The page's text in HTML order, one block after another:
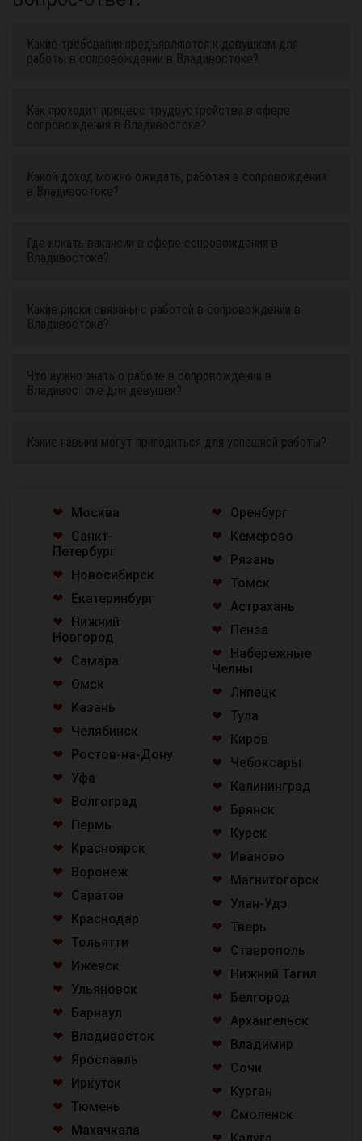
Какие требования предъявляются к девушкам для
работы в сопровождении в Владивостоке?
Как проходит процесс трудоустройства в сфере
сопровождения в Владивостоке?
Какой доход можно ожидать, работая в сопровождении
в Владивостоке?
Где искать вакансии в сфере сопровождения в
Владивостоке?
Какие риски связаны с работой в сопровождении в
Владивостоке?
Что нужно знать о работе в сопровождении в
Владивостоке для девушек?
Какие навыки могут пригодиться для успешной работы?
Москва
Санкт-
Петербург
Новосибирск
Екатеринбург
Нижний
Новгород
Самара
Омск
Казань
Челябинск
Ростов-на-Дону
Уфа
Волгоград
Пермь
Красноярск
Воронеж
Саратов
Краснодар
Тольятти
Ижевск
Ульяновск
Барнаул
Владивосток
Ярославль
Иркутск
Тюмень
Махачкала
Оренбург
Кемерово
Рязань
Томск
Астрахань
Пенза
Набережные
Челны
Липецк
Тула
Киров
Чебоксары
Калининград
Брянск
Курск
Иваново
Магнитогорск
Улан-Удэ
Тверь
Ставрополь
Нижний Тагил
Белгород
Архангельск
Владимир
Сочи
Курган
Смоленск